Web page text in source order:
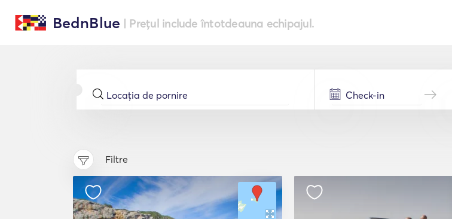
BednBlue | Prețul include întotdeauna echipajul.
Filtre